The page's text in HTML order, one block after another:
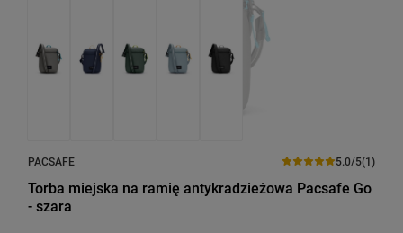
PACSAFE 5.0/5(1)
Torba miejska na ramię antykradzieżowa Pacsafe Go
- szara